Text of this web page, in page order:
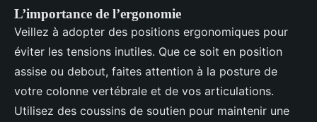
L’importance de l’ergonomie
Veillez à adopter des positions ergonomiques pour
éviter les tensions inutiles. Que ce soit en position
assise ou debout, faites attention à la posture de
votre colonne vertébrale et de vos articulations.
Utilisez des coussins de soutien pour maintenir une